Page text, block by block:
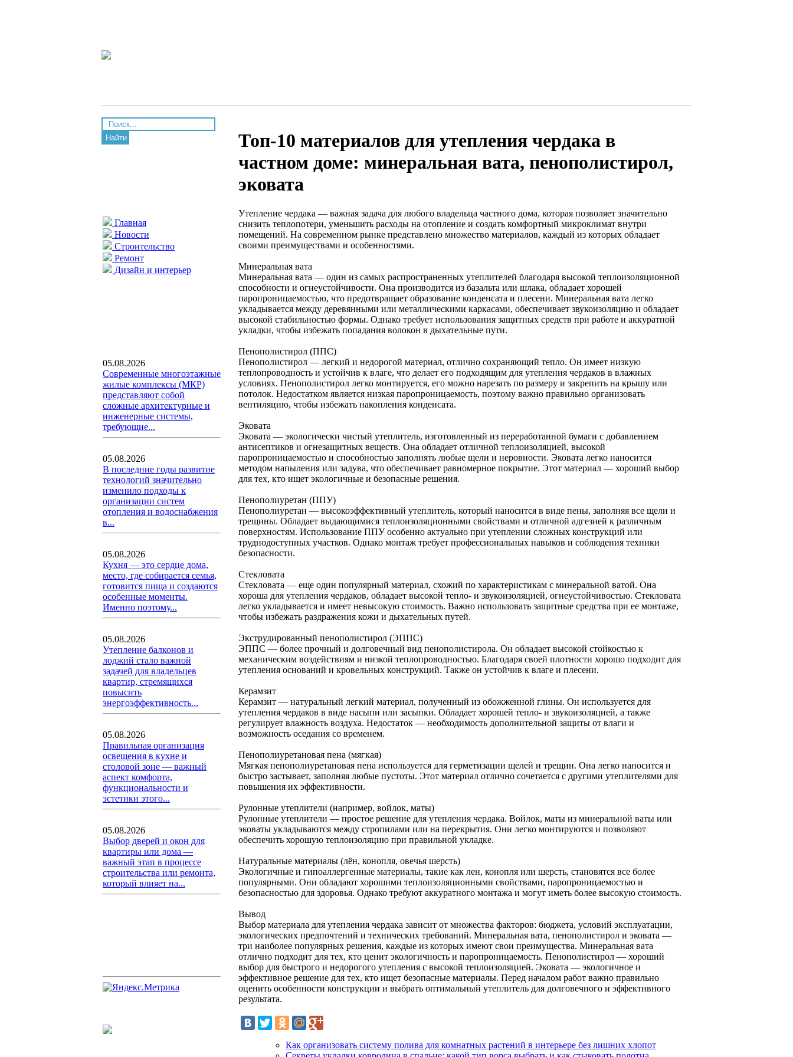
Найти
Главная
Новости
Строительство
Ремонт
Дизайн и интерьер
05.08.2026
Современные многоэтажные
жилые комплексы (МКР)
представляют собой
сложные архитектурные и
инженерные системы,
требующие...
05.08.2026
В последние годы развитие
технологий значительно
изменило подходы к
организации систем
отопления и водоснабжения
в...
05.08.2026
Кухня — это сердце дома,
место, где собирается семья,
готовится пища и создаются
особенные моменты.
Именно поэтому...
05.08.2026
Утепление балконов и
лоджий стало важной
задачей для владельцев
квартир, стремящихся
повысить
энергоэффективность...
05.08.2026
Правильная организация
освещения в кухне и
столовой зоне — важный
аспект комфорта,
функциональности и
эстетики этого...
05.08.2026
Выбор дверей и окон для
квартиры или дома —
важный этап в процессе
строительства или ремонта,
который влияет на...
Топ-10 материалов для утепления чердака в
частном доме: минеральная вата, пенополистирол,
эковата
Утепление чердака — важная задача для любого владельца частного дома, которая позволяет значительно
снизить теплопотери, уменьшить расходы на отопление и создать комфортный микроклимат внутри
помещений. На современном рынке представлено множество материалов, каждый из которых обладает
своими преимуществами и особенностями.
Минеральная вата
Минеральная вата — один из самых распространенных утеплителей благодаря высокой теплоизоляционной
способности и огнеустойчивости. Она производится из базальта или шлака, обладает хорошей
паропроницаемостью, что предотвращает образование конденсата и плесени. Минеральная вата легко
укладывается между деревянными или металлическими каркасами, обеспечивает звукоизоляцию и обладает
высокой стабильностью формы. Однако требует использования защитных средств при работе и аккуратной
укладки, чтобы избежать попадания волокон в дыхательные пути.
Пенополистирол (ППС)
Пенополистирол — легкий и недорогой материал, отлично сохраняющий тепло. Он имеет низкую
теплопроводность и устойчив к влаге, что делает его подходящим для утепления чердаков в влажных
условиях. Пенополистирол легко монтируется, его можно нарезать по размеру и закрепить на крышу или
потолок. Недостатком является низкая паропроницаемость, поэтому важно правильно организовать
вентиляцию, чтобы избежать накопления конденсата.
Эковата
Эковата — экологически чистый утеплитель, изготовленный из переработанной бумаги с добавлением
антисептиков и огнезащитных веществ. Она обладает отличной теплоизоляцией, высокой
паропроницаемостью и способностью заполнять любые щели и неровности. Эковата легко наносится
методом напыления или задува, что обеспечивает равномерное покрытие. Этот материал — хороший выбор
для тех, кто ищет экологичные и безопасные решения.
Пенополиуретан (ППУ)
Пенополиуретан — высокоэффективный утеплитель, который наносится в виде пены, заполняя все щели и
трещины. Обладает выдающимися теплоизоляционными свойствами и отличной адгезией к различным
поверхностям. Использование ППУ особенно актуально при утеплении сложных конструкций или
труднодоступных участков. Однако монтаж требует профессиональных навыков и соблюдения техники
безопасности.
Стекловата
Стекловата — еще один популярный материал, схожий по характеристикам с минеральной ватой. Она
хороша для утепления чердаков, обладает высокой тепло- и звукоизоляцией, огнеустойчивостью. Стекловата
легко укладывается и имеет невысокую стоимость. Важно использовать защитные средства при ее монтаже,
чтобы избежать раздражения кожи и дыхательных путей.
Экструдированный пенополистирол (ЭППС)
ЭППС — более прочный и долговечный вид пенополистирола. Он обладает высокой стойкостью к
механическим воздействиям и низкой теплопроводностью. Благодаря своей плотности хорошо подходит для
утепления оснований и кровельных конструкций. Также он устойчив к влаге и плесени.
Керамзит
Керамзит — натуральный легкий материал, полученный из обожженной глины. Он используется для
утепления чердаков в виде насыпи или засыпки. Обладает хорошей тепло- и звукоизоляцией, а также
регулирует влажность воздуха. Недостаток — необходимость дополнительной защиты от влаги и
возможность оседания со временем.
Пенополиуретановая пена (мягкая)
Мягкая пенополиуретановая пена используется для герметизации щелей и трещин. Она легко наносится и
быстро застывает, заполняя любые пустоты. Этот материал отлично сочетается с другими утеплителями для
повышения их эффективности.
Рулонные утеплители (например, войлок, маты)
Рулонные утеплители — простое решение для утепления чердака. Войлок, маты из минеральной ваты или
эковаты укладываются между стропилами или на перекрытия. Они легко монтируются и позволяют
обеспечить хорошую теплоизоляцию при правильной укладке.
Натуральные материалы (лён, конопля, овечья шерсть)
Экологичные и гипоаллергенные материалы, такие как лен, конопля или шерсть, становятся все более
популярными. Они обладают хорошими теплоизоляционными свойствами, паропроницаемостью и
безопасностью для здоровья. Однако требуют аккуратного монтажа и могут иметь более высокую стоимость.
Вывод
Выбор материала для утепления чердака зависит от множества факторов: бюджета, условий эксплуатации,
экологических предпочтений и технических требований. Минеральная вата, пенополистирол и эковата —
три наиболее популярных решения, каждые из которых имеют свои преимущества. Минеральная вата
отлично подходит для тех, кто ценит экологичность и паропроницаемость. Пенополистирол — хороший
выбор для быстрого и недорогого утепления с высокой теплоизоляцией. Эковата — экологичное и
эффективное решение для тех, кто ищет безопасные материалы. Перед началом работ важно правильно
оценить особенности конструкции и выбрать оптимальный утеплитель для долговечного и эффективного
результата.
Как организовать систему полива для комнатных растений в интерьере без лишних хлопот